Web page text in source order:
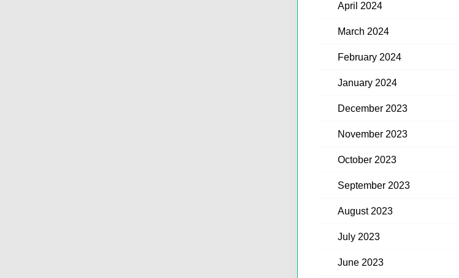
April 2024
March 2024
February 2024
January 2024
December 2023
November 2023
October 2023
September 2023
August 2023
July 2023
June 2023